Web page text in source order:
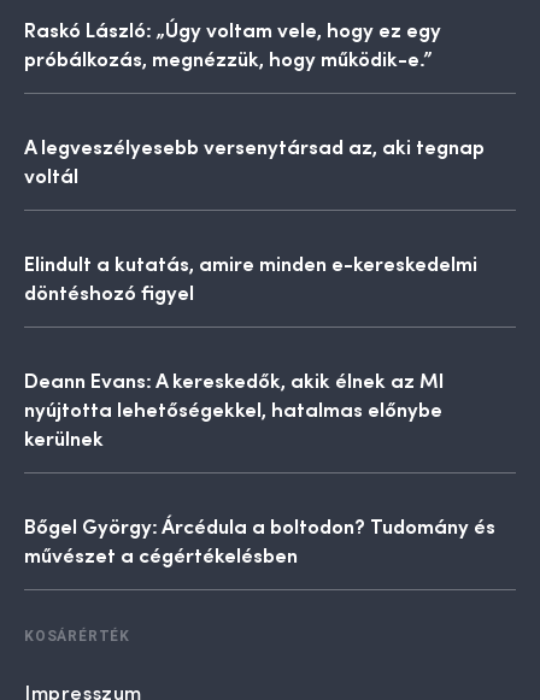
Raskó László: „Úgy voltam vele, hogy ez egy
próbálkozás, megnézzük, hogy működik-e.”
A legveszélyesebb versenytársad az, aki tegnap
voltál
Elindult a kutatás, amire minden e-kereskedelmi
döntéshozó figyel
Deann Evans: A kereskedők, akik élnek az MI
nyújtotta lehetőségekkel, hatalmas előnybe
kerülnek
Bőgel György: Árcédula a boltodon? Tudomány és
művészet a cégértékelésben
KOSÁRÉRTÉK
Impresszum